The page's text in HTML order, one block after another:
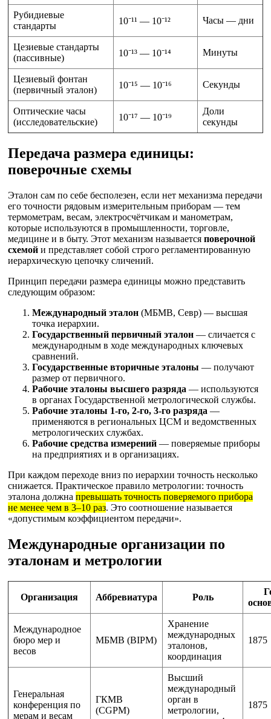
Рубидиевые
стандарты
10⁻¹¹ — 10⁻¹² Часы — дни
Цезиевые стандарты
(пассивные)
10⁻¹³ — 10⁻¹⁴ Минуты
Цезиевый фонтан
(первичный эталон)
10⁻¹⁵ — 10⁻¹⁶ Секунды
Оптические часы
(исследовательские)
10⁻¹⁷ — 10⁻¹⁹
Доли
секунды
Передача размера единицы:
поверочные схемы
Эталон сам по себе бесполезен, если нет механизма передачи
его точности рядовым измерительным приборам — тем
термометрам, весам, электросчётчикам и манометрам,
которые используются в промышленности, торговле,
медицине и в быту. Этот механизм называется поверочной
схемой и представляет собой строго регламентированную
иерархическую цепочку сличений.
Принцип передачи размера единицы можно представить
следующим образом:
Международный эталон (МБМВ, Севр) — высшая
точка иерархии.
Государственный первичный эталон — сличается с
международным в ходе международных ключевых
сравнений.
Государственные вторичные эталоны — получают
размер от первичного.
Рабочие эталоны высшего разряда — используются
в органах Государственной метрологической службы.
Рабочие эталоны 1-го, 2-го, 3-го разряда —
применяются в региональных ЦСМ и ведомственных
метрологических службах.
Рабочие средства измерений — поверяемые приборы
на предприятиях и в организациях.
При каждом переходе вниз по иерархии точность несколько
снижается. Практическое правило метрологии: точность
эталона должна превышать точность поверяемого прибора
не менее чем в 3–10 раз. Это соотношение называется
«допустимым коэффициентом передачи».
Международные организации по
эталонам и метрологии
Организация Аббревиатура Роль
Международное
бюро мер и
весов
МБМВ (BIPM)
Хранение
международных
эталонов,
координация
1875
Генеральная
конференция по
мерам и весам
ГКМВ
(CGPM)
Высший
международный
орган в
метрологии,
1875